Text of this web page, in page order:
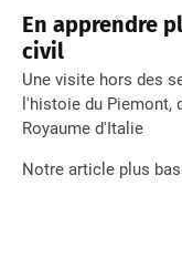
En apprendre
civil
Une visite hors des
l'histoie du Piemont,
Royaume d'Italie
Notre article plus